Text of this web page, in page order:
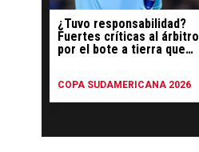
¿Tuvo responsabilidad?
Fuertes críticas al árbitro
por el bote a tierra que
COPA SUDAMERICANA 2026